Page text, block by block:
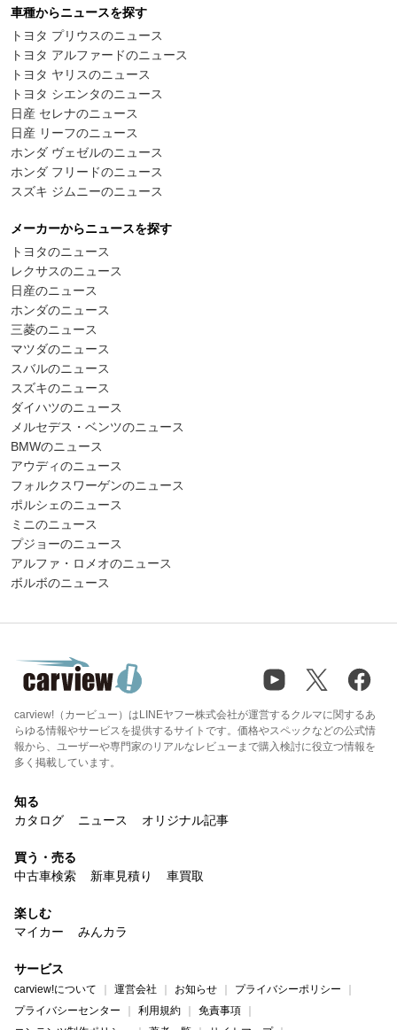
車種からニュースを探す
トヨタ プリウスのニュース
トヨタ アルファードのニュース
トヨタ ヤリスのニュース
トヨタ シエンタのニュース
日産 セレナのニュース
日産 リーフのニュース
ホンダ ヴェゼルのニュース
ホンダ フリードのニュース
スズキ ジムニーのニュース
メーカーからニュースを探す
トヨタのニュース
レクサスのニュース
日産のニュース
ホンダのニュース
三菱のニュース
マツダのニュース
スバルのニュース
スズキのニュース
ダイハツのニュース
メルセデス・ベンツのニュース
BMWのニュース
アウディのニュース
フォルクスワーゲンのニュース
ポルシェのニュース
ミニのニュース
プジョーのニュース
アルファ・ロメオのニュース
ボルボのニュース
carview!（カービュー）はLINEヤフー株式会社が運営するクルマに関するあ
らゆる情報やサービスを提供するサイトです。価格やスペックなどの公式情
報から、ユーザーや専門家のリアルなレビューまで購入検討に役立つ情報を
多く掲載しています。
知る
カタログ
ニュース オリジナル記事
買う・売る
中古車検索
新車見積り 車買取
楽しむ
マイカー
みんカラ
サービス
carview!について 運営会社 お知らせ
プライバシーポリシー
プライバシーセンター
利用規約
免責事項